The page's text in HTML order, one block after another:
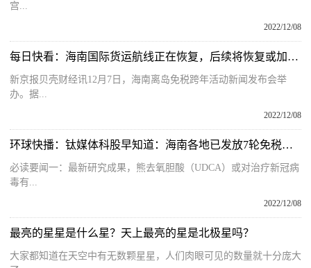
宫...
2022/12/08
每日快看：海南国际货运航线正在恢复，后续将恢复或加密更多国际航线
新京报贝壳财经讯12月7日，海南离岛免税跨年活动新闻发布会举
办。据...
2022/12/08
环球快播：钛媒体科股早知道：海南各地已发放7轮免税消费券，以促进疫情后免税及整体消费市场恢复；最新研究成果，熊去氧胆酸（UDCA）或对治疗新冠病毒有奇效
必读要闻一：最新研究成果，熊去氧胆酸（UDCA）或对治疗新冠病
毒有...
2022/12/08
最亮的星星是什么星？天上最亮的星是北极星吗？
大家都知道在天空中有无数颗星星，人们肉眼可见的数量就十分庞大